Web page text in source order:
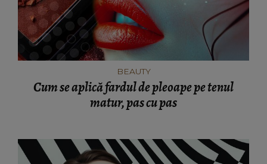
BEAUTY
Cum se aplică fardul de pleoape pe tenul
matur, pas cu pas